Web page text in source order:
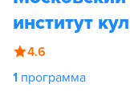
институт
4.6
1 программа